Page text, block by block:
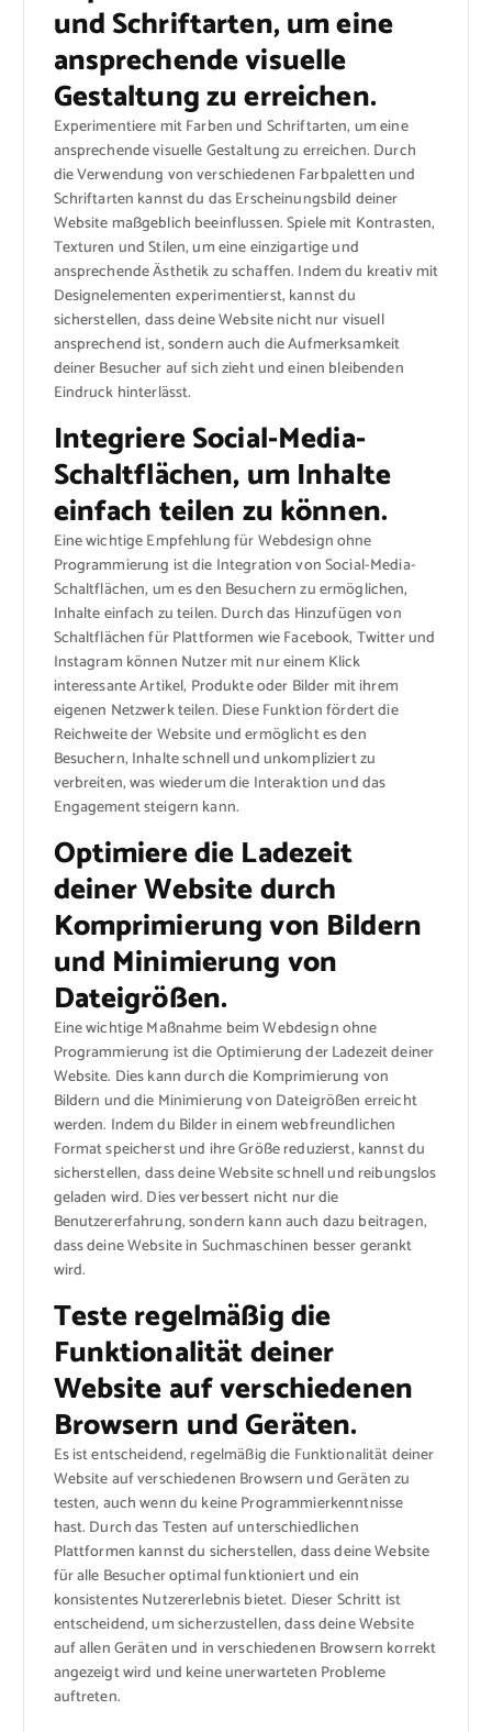
und Schriftarten, um eine
ansprechende visuelle
Gestaltung zu erreichen.
Experimentiere mit Farben und Schriftarten, um eine
ansprechende visuelle Gestaltung zu erreichen. Durch
die Verwendung von verschiedenen Farbpaletten und
Schriftarten kannst du das Erscheinungsbild deiner
Website maßgeblich beeinflussen. Spiele mit Kontrasten,
Texturen und Stilen, um eine einzigartige und
ansprechende Ästhetik zu schaffen. Indem du kreativ mit
Designelementen experimentierst, kannst du
sicherstellen, dass deine Website nicht nur visuell
ansprechend ist, sondern auch die Aufmerksamkeit
deiner Besucher auf sich zieht und einen bleibenden
Eindruck hinterlässt.
Integriere Social-Media-
Schaltflächen, um Inhalte
einfach teilen zu können.
Eine wichtige Empfehlung für Webdesign ohne
Programmierung ist die Integration von Social-Media-
Schaltflächen, um es den Besuchern zu ermöglichen,
Inhalte einfach zu teilen. Durch das Hinzufügen von
Schaltflächen für Plattformen wie Facebook, Twitter und
Instagram können Nutzer mit nur einem Klick
interessante Artikel, Produkte oder Bilder mit ihrem
eigenen Netzwerk teilen. Diese Funktion fördert die
Reichweite der Website und ermöglicht es den
Besuchern, Inhalte schnell und unkompliziert zu
verbreiten, was wiederum die Interaktion und das
Engagement steigern kann.
Optimiere die Ladezeit
deiner Website durch
Komprimierung von Bildern
und Minimierung von
Dateigrößen.
Eine wichtige Maßnahme beim Webdesign ohne
Programmierung ist die Optimierung der Ladezeit deiner
Website. Dies kann durch die Komprimierung von
Bildern und die Minimierung von Dateigrößen erreicht
werden. Indem du Bilder in einem webfreundlichen
Format speicherst und ihre Größe reduzierst, kannst du
sicherstellen, dass deine Website schnell und reibungslos
geladen wird. Dies verbessert nicht nur die
Benutzererfahrung, sondern kann auch dazu beitragen,
dass deine Website in Suchmaschinen besser gerankt
wird.
Teste regelmäßig die
Funktionalität deiner
Website auf verschiedenen
Browsern und Geräten.
Es ist entscheidend, regelmäßig die Funktionalität deiner
Website auf verschiedenen Browsern und Geräten zu
testen, auch wenn du keine Programmierkenntnisse
hast. Durch das Testen auf unterschiedlichen
Plattformen kannst du sicherstellen, dass deine Website
für alle Besucher optimal funktioniert und ein
konsistentes Nutzererlebnis bietet. Dieser Schritt ist
entscheidend, um sicherzustellen, dass deine Website
auf allen Geräten und in verschiedenen Browsern korrekt
angezeigt wird und keine unerwarteten Probleme
auftreten.